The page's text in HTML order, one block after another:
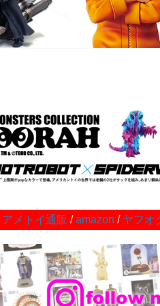
アメトイ通販 /amazon / ヤフオ